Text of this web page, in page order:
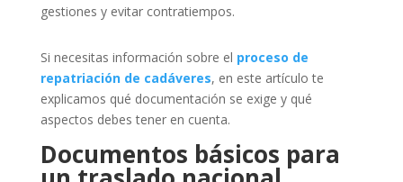
gestiones y evitar contratiempos.
Si necesitas información sobre el proceso de
repatriación de cadáveres, en este artículo te
explicamos qué documentación se exige y qué
aspectos debes tener en cuenta.
Documentos básicos para